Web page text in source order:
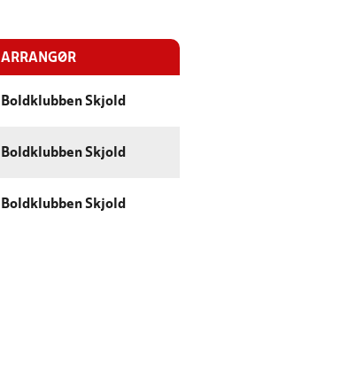
ARRANGØR
Boldklubben Skjold
Boldklubben Skjold
Boldklubben Skjold